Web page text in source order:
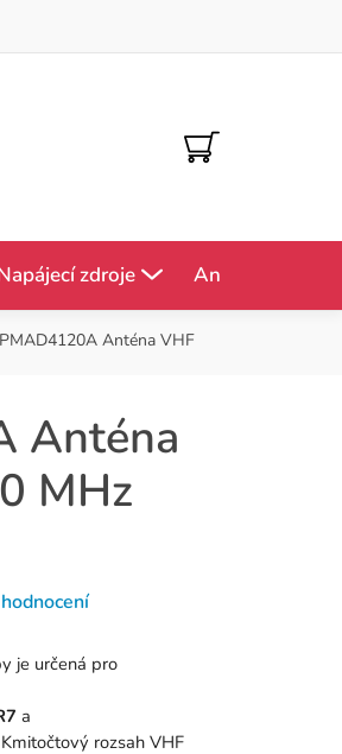
NÁKUPNÍ
KOŠÍK
zdroje Antény
PMAD4120A Anténa VHF
Anténa
MHz
je určená pro
a
rozsah VHF